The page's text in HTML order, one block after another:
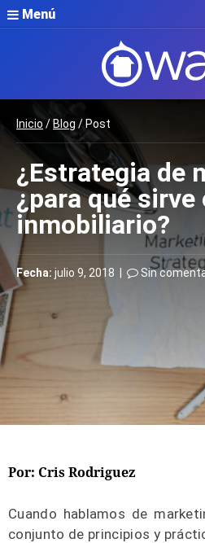
Menú
Inicio / Blog/ Post
¿Estrategia de
¿para qué
inmobiliario?
Fecha: julio 9, 2018 | Sin
Por: Cris Rodriguez
Cuando hablamos de
conjunto de principios y